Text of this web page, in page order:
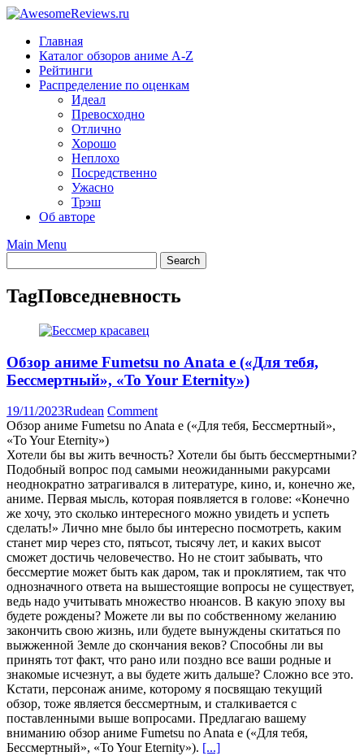
Skip
contentГлавная
Каталог обзоров аниме A-Z
Рейтинги
Распределение по оценкам
Идеал
Превосходно
Отлично
Хорошо
Неплохо
Посредственно
Ужасно
Трэш
Об авторе
Main Menu
TagПовседневность
Обзор аниме Fumetsu no Anata e («Для тебя,
Бессмертный», «To Your Eternity»)
19/11/2023Rudean Comment
Обзор аниме Fumetsu no Anata e («Для тебя, Бессмертный»,
«To Your Eternity»)
Хотели бы вы жить вечность? Хотели бы быть бессмертными?
Подобный вопрос под самыми неожиданными ракурсами
неоднократно затрагивался в литературе, кино, и, конечно же,
аниме. Первая мысль, которая появляется в голове: «Конечно
же хочу, это сколько интересного можно увидеть и успеть
сделать!» Лично мне было бы интересно посмотреть, каким
станет мир через сто, пятьсот, тысячу лет, и каких высот
сможет достичь человечество. Но не стоит забывать, что
бессмертие может быть как даром, так и проклятием, так что
однозначного ответа на вышестоящие вопросы не существует,
ведь надо учитывать множество нюансов. В какую эпоху вы
будете рождены? Можете ли вы по собственному желанию
закончить свою жизнь, или будете вынуждены скитаться по
выжженной Земле до скончания веков? Способны ли вы
принять тот факт, что рано или поздно все ваши родные и
знакомые исчезнут, а вы будете жить дальше? Сложно все это.
Кстати, персонаж аниме, которому я посвящаю текущий
обзор, тоже является бессмертным, и сталкивается с
поставленными выше вопросами. Предлагаю вашему
вниманию обзор аниме Fumetsu no Anata e («Для тебя,
Бессмертный», «To Your Eternity»). [...]